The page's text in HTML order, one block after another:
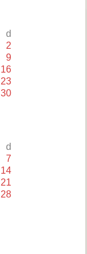
d
2
9
16
23
30
d
7
14
21
28